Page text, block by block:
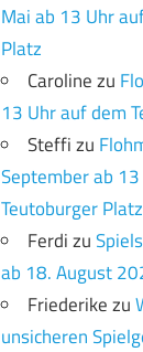
Mai ab 13 Uhr
Platz
Carolinezu
13 Uhr auf dem
Steffizu
September ab
Teutoburger Platz
Ferdizu
ab 18. August
Friederikezu
unsicheren